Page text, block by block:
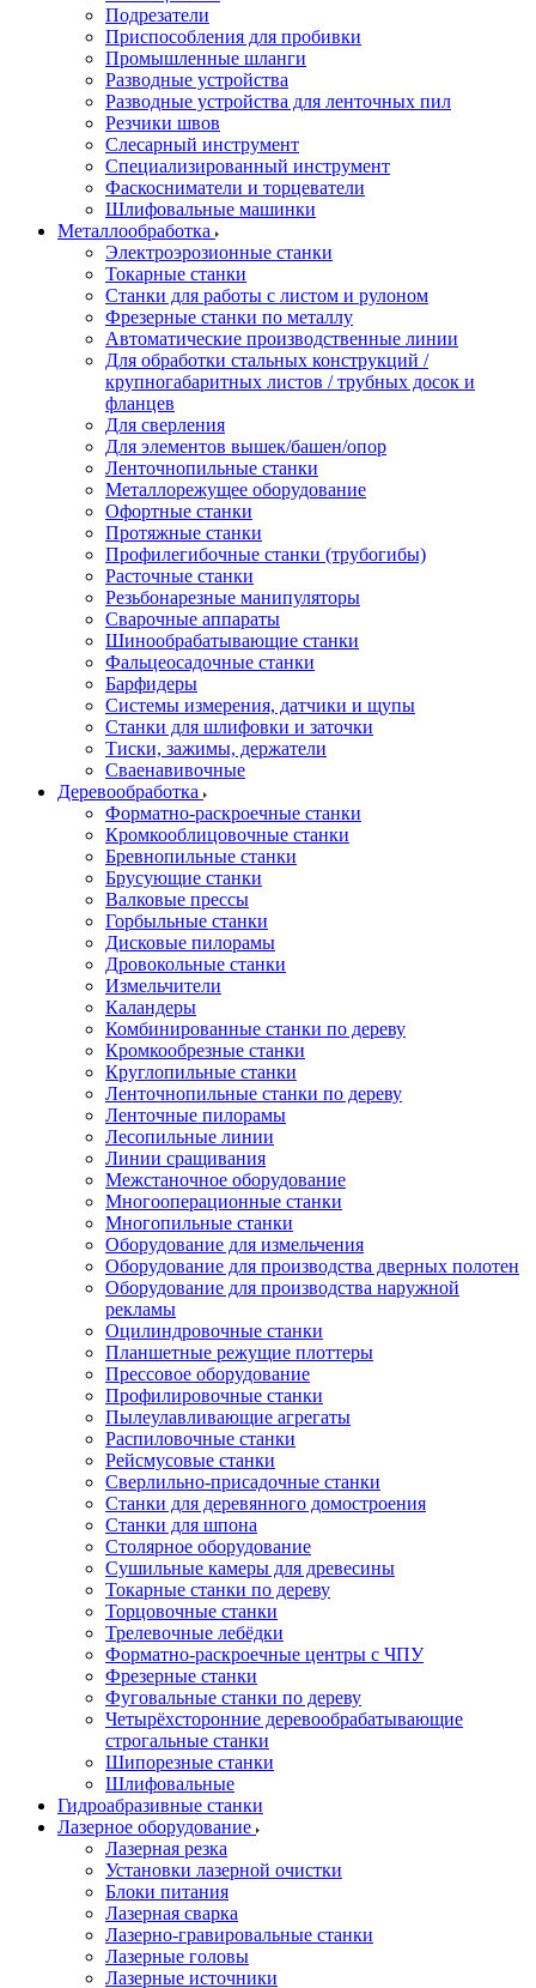
Подрезатели
Приспособления для пробивки
Промышленные шланги
Разводные устройства
Разводные устройства для ленточных пил
Резчики швов
Слесарный инструмент
Специализированный инструмент
Фаскосниматели и торцеватели
Шлифовальные машинки
Металлообработка
Электроэрозионные станки
Токарные станки
Станки для работы с листом и рулоном
Фрезерные станки по металлу
Автоматические производственные линии
Для обработки стальных конструкций /
крупногабаритных листов / трубных досок и
фланцев
Для сверления
Для элементов вышек/башен/опор
Ленточнопильные станки
Металлорежущее оборудование
Офортные станки
Протяжные станки
Профилегибочные станки (трубогибы)
Расточные станки
Резьбонарезные манипуляторы
Сварочные аппараты
Шинообрабатывающие станки
Фальцеосадочные станки
Барфидеры
Системы измерения, датчики и щупы
Станки для шлифовки и заточки
Тиски, зажимы, держатели
Cваенавивочные
Деревообработка
Форматно-раскроечные станки
Кромкооблицовочные станки
Бревнопильные станки
Брусующие станки
Валковые прессы
Горбыльные станки
Дисковые пилорамы
Дровокольные станки
Измельчители
Каландеры
Комбинированные станки по дереву
Кромкообрезные станки
Круглопильные станки
Ленточнопильные станки по дереву
Ленточные пилорамы
Лесопильные линии
Линии сращивания
Межстаночное оборудование
Многооперационные станки
Многопильные станки
Оборудование для измельчения
Оборудование для производства дверных полотен
Оборудование для производства наружной
рекламы
Оцилиндровочные станки
Планшетные режущие плоттеры
Прессовое оборудование
Профилировочные станки
Пылеулавливающие агрегаты
Распиловочные станки
Рейсмусовые станки
Сверлильно-присадочные станки
Станки для деревянного домостроения
Станки для шпона
Столярное оборудование
Сушильные камеры для древесины
Токарные станки по дереву
Торцовочные станки
Трелевочные лебёдки
Форматно-раскроечные центры с ЧПУ
Фрезерные станки
Фуговальные станки по дереву
Четырёхсторонние деревообрабатывающие
строгальные станки
Шипорезные станки
Шлифовальные
Гидроабразивные станки
Лазерное оборудование
Лазерная резка
Установки лазерной очистки
Блоки питания
Лазерная сварка
Лазерно-гравировальные станки
Лазерные головы
Лазерные источники